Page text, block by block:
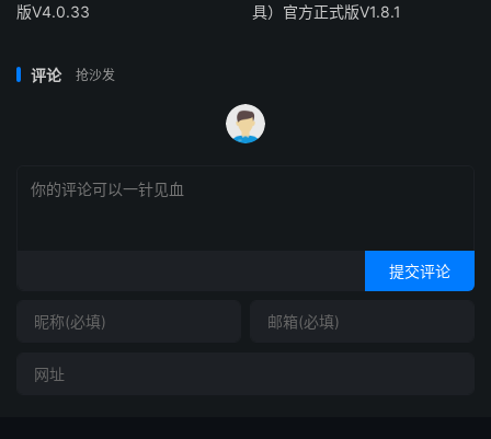
版V4.0.33
具）官方正式版V1.8.1
评论 抢沙发
提交评论